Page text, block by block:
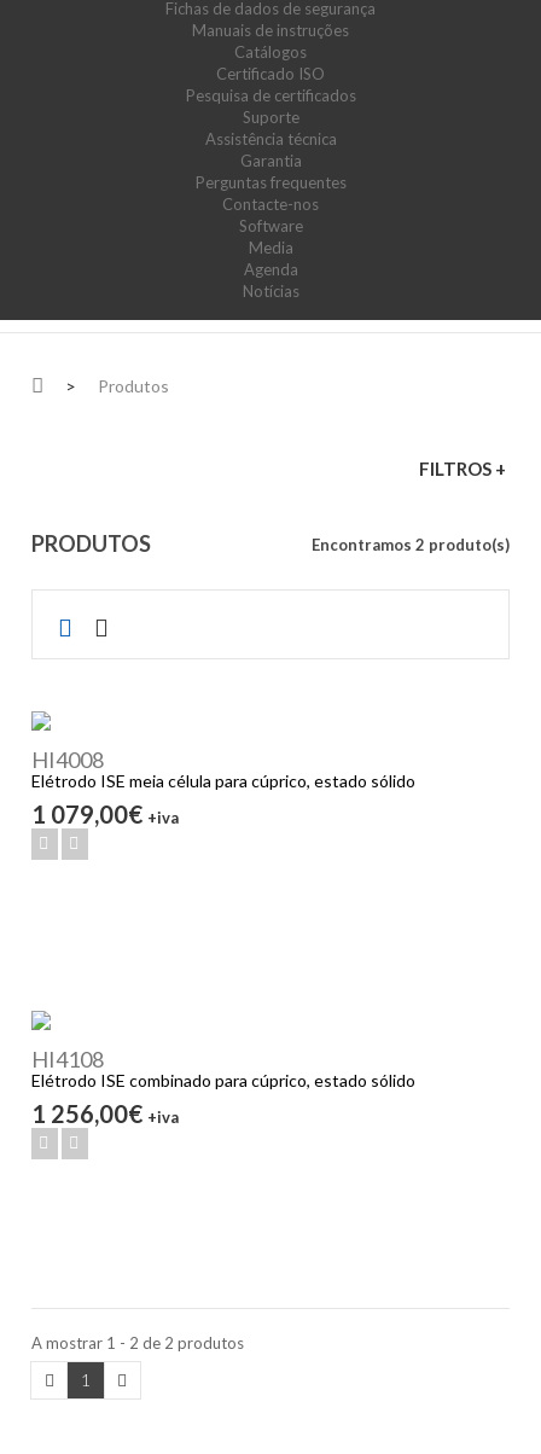
Fichas de dados de segurança
Manuais de instruções
Catálogos
Certificado ISO
Pesquisa de certificados
Suporte
Assistência técnica
Garantia
Perguntas frequentes
Contacte-nos
Software
Media
Agenda
Notícias
> Produtos
FILTROS +
PRODUTOS Encontramos 2 produto(s)
HI4008
Elétrodo ISE meia célula para cúprico, estado sólido
1 079,00€ +iva
HI4108
Elétrodo ISE combinado para cúprico, estado sólido
1 256,00€ +iva
A mostrar 1 - 2 de 2 produtos
1